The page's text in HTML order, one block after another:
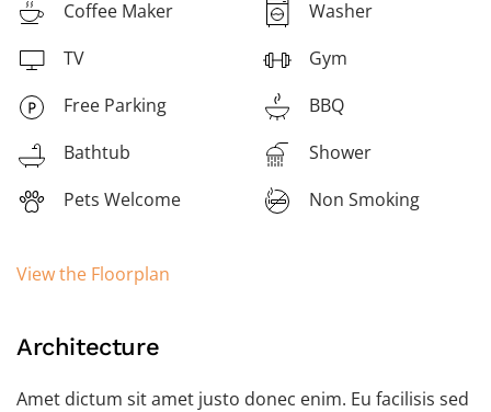
Coffee Maker
Washer
TV
Gym
Free Parking
BBQ
Bathtub
Shower
Pets Welcome
Non Smoking
View the Floorplan
Architecture
Amet dictum sit amet justo donec enim. Eu facilisis sed